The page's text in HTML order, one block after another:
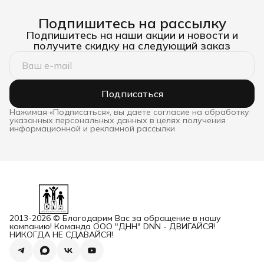
Подпишитесь на рассылку
Подпишитесь на наши акции и новости и
получите скидку на следующий заказ
Подписаться
Нажимая «Подписаться», вы даете согласие на обработку
указанных персональных данных в целях получения
информационной и рекламной рассылки
2013-2026 © Благодарим Вас за обращение в нашу
компанию! Команда ООО "ДНН" DNN - ДВИГАЙСЯ!
НИКОГДА НЕ СДАВАЙСЯ!